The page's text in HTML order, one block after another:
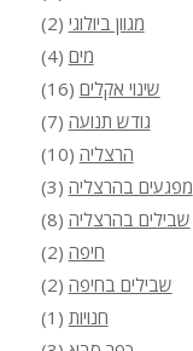
מגוון ביולוגי (2)
מים (4)
שינוי אקלים (16)
גודש תנועה (7)
הרצליה (10)
מפגעים בהרצליה (3)
שבילים בהרצליה (8)
חיפה (2)
שבילים בחיפה (2)
חנויות (1)